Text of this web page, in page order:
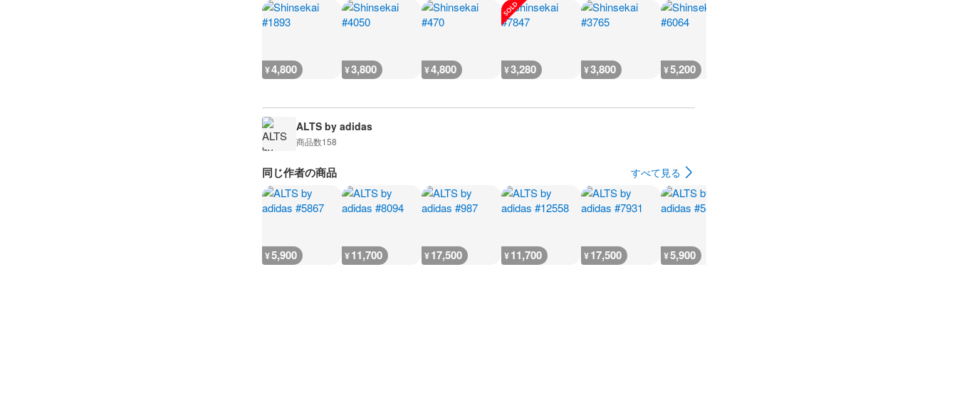
¥4,800 ¥3,800 ¥4,800 ¥3,280 ¥3,800 ¥5,200
ALTS by adidas
商品数158
同じ作者の商品 すべて見る
¥5,900 ¥11,700 ¥17,500 ¥11,700 ¥17,500 ¥5,900